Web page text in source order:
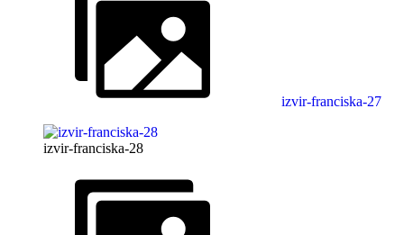
izvir-franciska-27
izvir-franciska-28